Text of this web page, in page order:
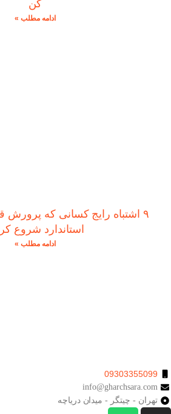
کن
ادامه مطلب »
۹ اشتباه رایج کسانی که پرورش
استاندارد شروع
ادامه مطلب »
09303355099
info@gharchsara.com
تهران - چیتگر - میدان دریاچه